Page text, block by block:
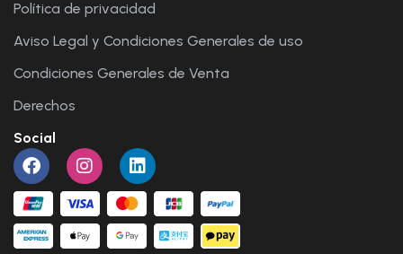
Política de privacidad
Aviso Legal y Condiciones Generales de uso
Condiciones Generales de Venta
Derechos
Social